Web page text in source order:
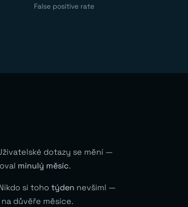
False positive rate
dotazy se mění —
minulý měsíc.
si toho týden nevšiml —
důvěře měsíce.